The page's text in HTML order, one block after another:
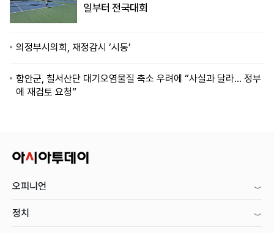
일부터 전국대회
의정부시의회, 재정감시 ‘시동’
함안군, 칠서산단 대기오염물질 축소 우려에 “사실과 달라… 정부
에 재검토 요청”
오피니언
정치